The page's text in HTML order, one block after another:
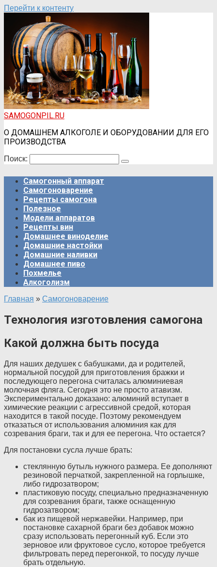
Перейти к контенту
SAMOGONPIL.RU
О ДОМАШНЕМ АЛКОГОЛЕ И ОБОРУДОВАНИИ ДЛЯ ЕГО
ПРОИЗВОДСТВА
Поиск:
Самогонный аппарат
Самогоноварение
Рецепты самогона
Полезное
Модели аппаратов
Рецепты вин
Домашнее виноделие
Домашние настойки
Домашние наливки
Домашнее пиво
Похмелье
Алкоголизм
Главная » Самогоноварение
Технология изготовления самогона
Какой должна быть посуда
Для наших дедушек с бабушками, да и родителей,
нормальной посудой для приготовления бражки и
последующего перегона считалась алюминиевая
молочная фляга. Сегодня это не просто атавизм.
Экспериментально доказано: алюминий вступает в
химические реакции с агрессивной средой, которая
находится в такой посуде. Поэтому рекомендуем
отказаться от использования алюминия как для
созревания браги, так и для ее перегона. Что остается?
Для постановки сусла лучше брать:
стеклянную бутыль нужного размера. Ее дополняют
резиновой перчаткой, закрепленной на горлышке,
либо гидрозатвором;
пластиковую посуду, специально предназначенную
для созревания браги, также оснащенную
гидрозатвором;
бак из пищевой нержавейки. Например, при
постановке сахарной браги без добавок можно
сразу использовать перегонный куб. Если это
зерновое или фруктовое сусло, которое требуется
фильтровать перед перегонкой, то посуду лучше
брать отдельную.